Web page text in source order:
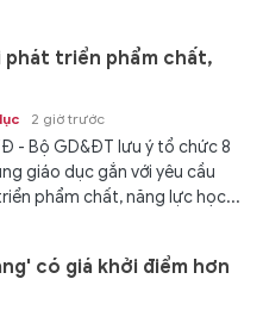
phát triển phẩm chất,
2 giờ trước
- Bộ GD&ĐT lưu ý tổ chức 8
giáo dục gắn với yêu cầu
phẩm chất, năng lực học...
có giá khởi điểm hơn